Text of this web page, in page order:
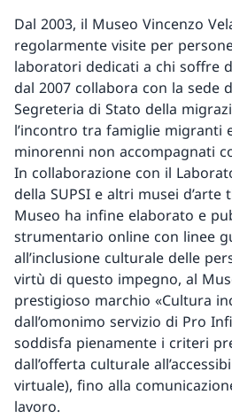
Dal 2003, il Museo Vincenzo
regolarmente visite per
laboratori dedicati a chi soffre
dal 2007 collabora con la sede
Segreteria di Stato della
l’incontro tra famiglie migranti
minorenni non accompagnati
In collaborazione con il
della SUPSI e altri musei d’arte
Museo ha infine elaborato e
strumentario online con linee
all’inclusione culturale delle
virtù di questo impegno, al
prestigioso marchio «Cultura
dall’omonimo servizio di Pro
soddisfa pienamente i criteri
dall’offerta culturale
virtuale), fino alla
lavoro.